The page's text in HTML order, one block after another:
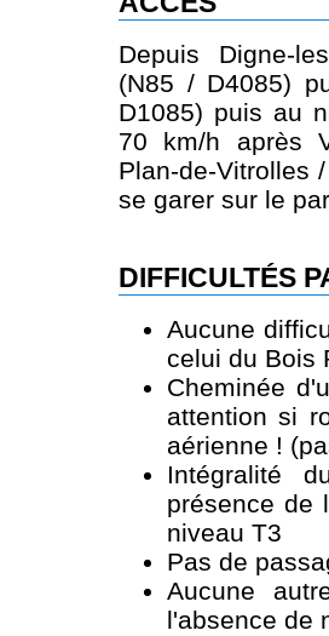
Depuis Digne-
(N85 / D4085)
D1085) puis au
70 km/h après
Plan-de-Vitrolles
se garer sur le
DIFFICULTÉS
Aucune
celui du Bois
Cheminée
attention si
aérienne !
Intégralité
présence de
niveau T3
Pas de
Aucune
l'absence de